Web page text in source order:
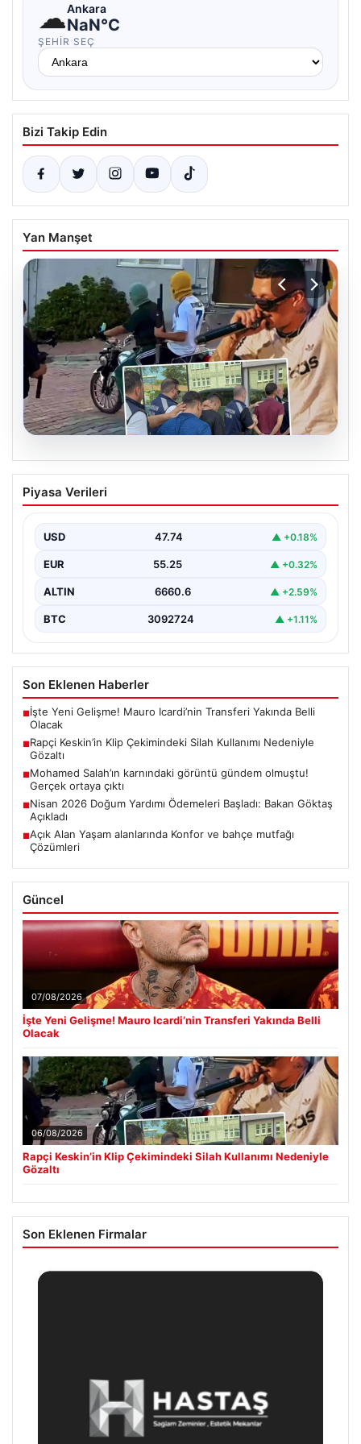
☁Ankara
NaN°C
ŞEHIR SEÇ
Bizi Takip Edin
Yan Manşet
06.08.2026
Rapçi Keskin’in Klip Çekimindeki Silah
Kullanımı Nedeniyle Gözaltı
adıyla bilinen rap müzik sanatçısı Yüşa Keskin, klip…
Piyasa Verileri
USD 47.74 ▲ +0.18%
EUR 55.25 ▲ +0.32%
ALTIN 6660.6 ▲ +2.59%
BTC 3092724 ▲ +1.11%
Son Eklenen Haberler
■İşte Yeni Gelişme! Mauro Icardi’nin Transferi Yakında Belli
Olacak
■Rapçi Keskin’in Klip Çekimindeki Silah Kullanımı Nedeniyle
Gözaltı
■Mohamed Salah’ın karnındaki görüntü gündem olmuştu!
Gerçek ortaya çıktı
■Nisan 2026 Doğum Yardımı Ödemeleri Başladı: Bakan Göktaş
Açıkladı
■Açık Alan Yaşam alanlarında Konfor ve bahçe mutfağı
Çözümleri
Güncel
07/08/2026
İşte Yeni Gelişme! Mauro Icardi’nin Transferi Yakında Belli
Olacak
06/08/2026
Rapçi Keskin’in Klip Çekimindeki Silah Kullanımı Nedeniyle
Gözaltı
Son Eklenen Firmalar